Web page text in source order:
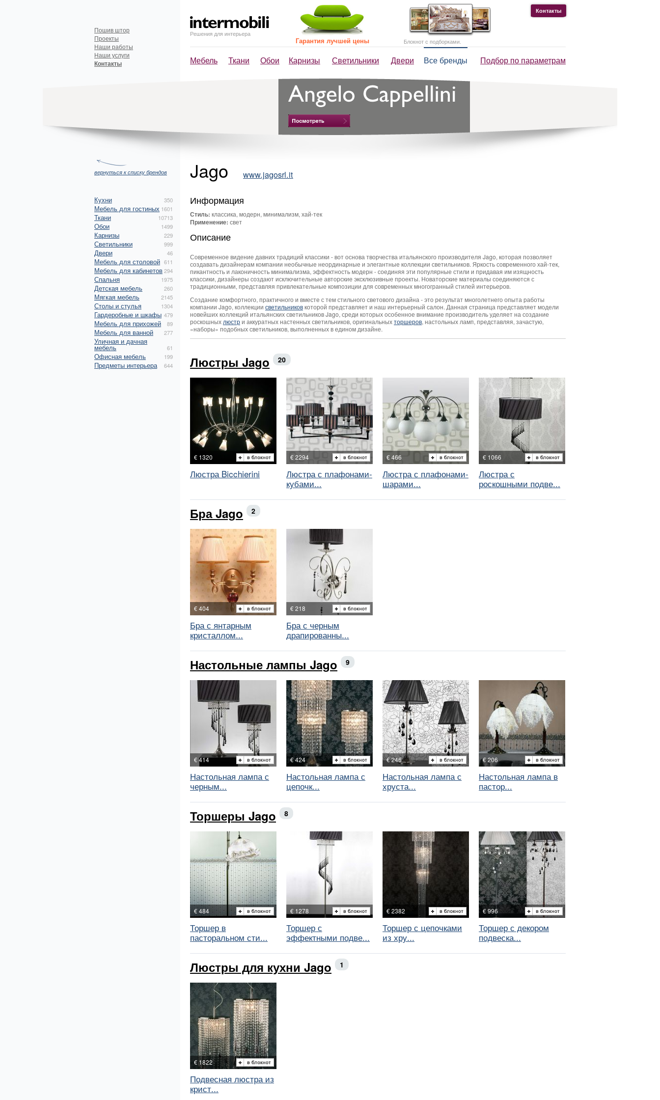
Решения для интерьера
Мебель Ткани Обои Карнизы Светильники Двери Все бренды Подбор по параметрам
Пошив штор
Проекты
Наши работы
Наши услуги
Контакты
Контакты
Гарантия лучшей цены Блокнот с подборками.
вернуться к списку брендов
Кухни 350
Мебель для гостиных 1601
Ткани 10713
Обои 1499
Карнизы 229
Светильники 999
Двери 46
Мебель для столовой 611
Мебель для кабинетов294
Спальня 1975
Детская мебель 260
Мягкая мебель 2145
Столы и стулья 1304
Гардеробные и шкафы 479
Мебель для прихожей 89
Мебель для ванной 277
Уличная и дачная
мебель 61
Офисная мебель 199
Предметы интерьера 644
Jago www.jagosrl.it
Информация
Стиль: классика, модерн, минимализм, хай-тек
Применение: свет
Описание
Современное видение давних традиций классики - вот основа творчества итальянского производителя Jago, которая позволяет
создавать дизайнерам компании необычные неординарные и элегантные коллекции светильников. Яркость современного хай-тек,
пикантность и лаконичность минимализма, эффектность модерн - соединяя эти популярные стили и придавая им изящность
классики, дизайнеры создают исключительные авторские эксклюзивные проекты. Новаторские материалы соединяются с
традиционными, представляя привлекательные композиции для современных многогранный стилей интерьеров.
Создание комфортного, практичного и вместе с тем стильного светового дизайна - это результат многолетнего опыта работы
компании Jago, коллекции светильниковкоторой представляет и наш интерьерный салон. Данная страница представляет модели
новейших коллекций итальянских светильников Jago, среди которых особенное внимание производитель уделяет на создание
роскошных люстри аккуратных настенных светильников, оригинальныхторшеров, настольных ламп, представляя, зачастую,
«наборы» подобных светильников, выполненных в едином дизайне.
Люстры Jago 20
€ 1320
Люстра Bicchierini
€ 2294
Люстра с плафонами-
кубами...
€ 466
Люстра с плафонами-
шарами...
€ 1066
Люстра с
роскошными подве...
Бра Jago 2
€ 404
Бра с янтарным
кристаллом...
€ 218
Бра с черным
драпированны...
Настольные лампы Jago 9
€ 414
Настольная лампа с
черным...
€ 424
Настольная лампа с
цепочк...
€ 246
Настольная лампа с
хруста...
€ 206
Настольная лампа в
пастор...
Торшеры Jago 8
€ 484
Торшер в
пасторальном сти...
€ 1278
Торшер с
эффектными подве...
€ 2382
Торшер с цепочками
из хру...
€ 996
Торшер с декором
подвеска...
Люстры для кухни Jago 1
€ 1822
Подвесная люстра из
крист...